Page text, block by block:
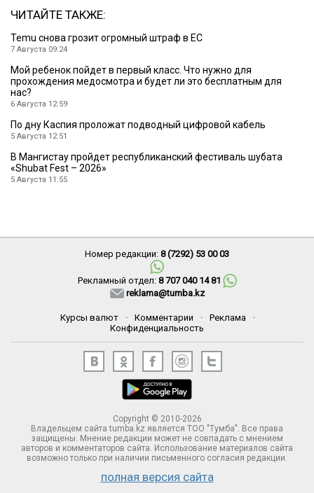
ЧИТАЙТЕ ТАКЖЕ:
Temu снова грозит огромный штраф в ЕС
7 Августа 09:24
Мой ребенок пойдет в первый класс. Что нужно для
прохождения медосмотра и будет ли это бесплатным для
нас?
6 Августа 12:59
По дну Каспия проложат подводный цифровой кабель
5 Августа 12:51
В Мангистау пройдет республиканский фестиваль шубата
«Shubat Fest – 2026»
5 Августа 11:55
Номер редакции: 8 (7292) 53 00 03
Рекламный отдел: 8 707 040 14 81
reklama@tumba.kz
Курсы валют · Комментарии · Реклама
·
Конфиденциальность
Copyright © 2010-2026
Владельцем сайта tumba.kz является ТОО "Тумба". Все права
защищены. Мнение редакции может не совпадать с мнением
авторов и комментаторов сайта. Использование материалов сайта
возможно только при наличии письменного согласия редакции.
полная версия сайта